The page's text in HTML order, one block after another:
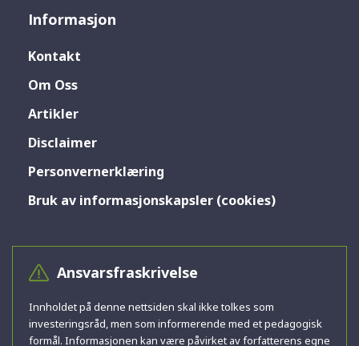
Informasjon
Kontakt
Om Oss
Artikler
Disclaimer
Personvernerklæring
Bruk av informasjonskapsler (cookies)
Ansvarsfraskrivelse
Innholdet på denne nettsiden skal ikke tolkes som
investeringsråd, men som informerende med et pedagogisk
formål. Informasjonen kan være påvirket av forfatterens egne